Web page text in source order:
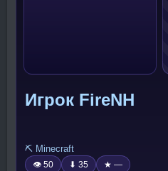
Игрок FireNH
⛏️ Minecraft
👁 50 ⬇ 35 ★ —